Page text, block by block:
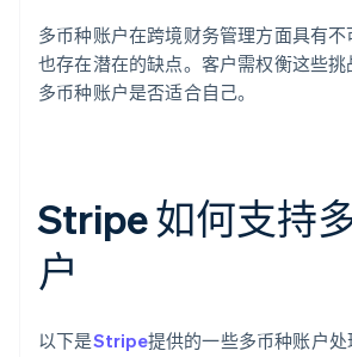
多币种账户在跨境财务管理方面具有
也存在潜在的缺点。客户需权衡这些
多币种账户是否适合自己。
Stripe 如何支持
户
以下是Stripe提供的一些多币种账户处